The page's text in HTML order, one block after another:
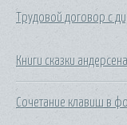
Трудовой договор с
Книги сказки
Сочетание клавиш в